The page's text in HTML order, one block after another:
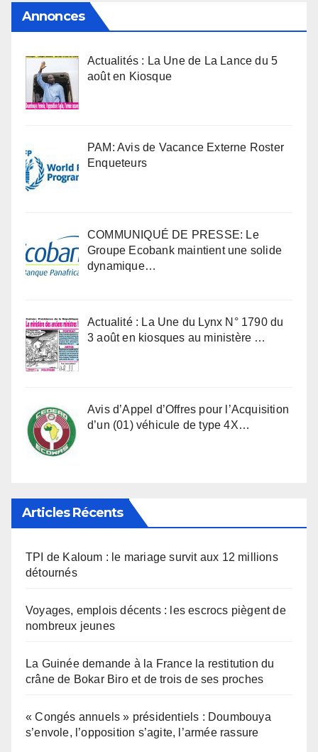
Annonces
Actualités : La Une de La Lance du 5
août en Kiosque
PAM: Avis de Vacance Externe Roster
Enqueteurs
COMMUNIQUÉ DE PRESSE: Le
Groupe Ecobank maintient une solide
dynamique…
Actualité : La Une du Lynx N° 1790 du
3 août en kiosques au ministère …
Avis d’Appel d’Offres pour l’Acquisition
d’un (01) véhicule de type 4X…
Articles Récents
TPI de Kaloum : le mariage survit aux 12 millions
détournés
Voyages, emplois décents : les escrocs piègent de
nombreux jeunes
La Guinée demande à la France la restitution du
crâne de Bokar Biro et de trois de ses proches
« Congés annuels » présidentiels : Doumbouya
s’envole, l’opposition s’agite, l’armée rassure